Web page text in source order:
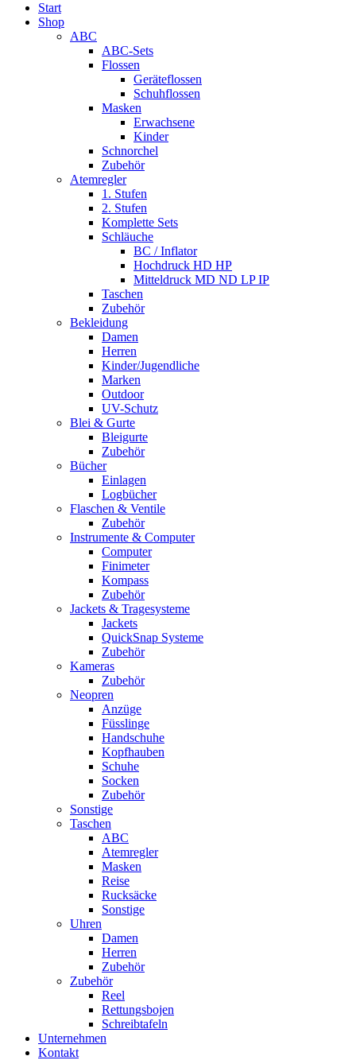
Start
Shop
ABC
ABC-Sets
Flossen
Geräteflossen
Schuhflossen
Masken
Erwachsene
Kinder
Schnorchel
Zubehör
Atemregler
1. Stufen
2. Stufen
Komplette Sets
Schläuche
BC / Inflator
Hochdruck HD HP
Mitteldruck MD ND LP IP
Taschen
Zubehör
Bekleidung
Damen
Herren
Kinder/Jugendliche
Marken
Outdoor
UV-Schutz
Blei & Gurte
Bleigurte
Zubehör
Bücher
Einlagen
Logbücher
Flaschen & Ventile
Zubehör
Instrumente & Computer
Computer
Finimeter
Kompass
Zubehör
Jackets & Tragesysteme
Jackets
QuickSnap Systeme
Zubehör
Kameras
Zubehör
Neopren
Anzüge
Füsslinge
Handschuhe
Kopfhauben
Schuhe
Socken
Zubehör
Sonstige
Taschen
ABC
Atemregler
Masken
Reise
Rucksäcke
Sonstige
Uhren
Damen
Herren
Zubehör
Zubehör
Reel
Rettungsbojen
Schreibtafeln
Unternehmen
Kontakt